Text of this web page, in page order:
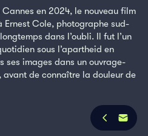
Cannes en 2024, le nouveau film
Ernest Cole, photographe sud-
dans l’oubli. Il fut l’un
sous l’apartheid en
ses images dans un ouvrage-
de connaître la douleur de